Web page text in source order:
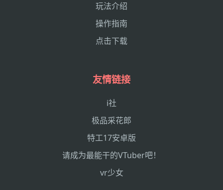
玩法介绍
操作指南
点击下载
友情链接
i社
极品采花郎
特工17安卓版
请成为最能干的VTuber吧！
vr少女